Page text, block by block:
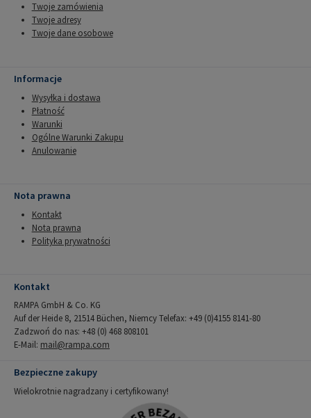
Twoje zamówienia
Twoje adresy
Twoje dane osobowe
Informacje
Wysyłka i dostawa
Płatność
Warunki
Ogólne Warunki Zakupu
Anulowanie
Nota prawna
Kontakt
Nota prawna
Polityka prywatności
Kontakt
RAMPA GmbH & Co. KG
Auf der Heide 8, 21514 Büchen, Niemcy Telefax: +49 (0)4155 8141-80
Zadzwoń do nas: +48 (0) 468 808101
E-Mail: mail@rampa.com
Bezpieczne zakupy
Wielokrotnie nagradzany i certyfikowany!